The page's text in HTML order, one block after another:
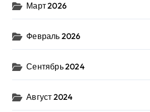
Март 2026
Февраль 2026
Сентябрь 2024
Август 2024